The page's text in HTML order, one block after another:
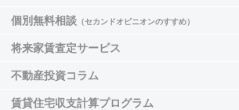
個別無料相談 （セカンドオピニオンのすすめ）
将来家賃査定サービス
不動産投資コラム
賃貸住宅収支計算プログラム